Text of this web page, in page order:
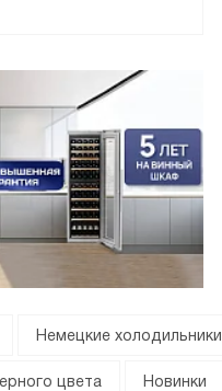
Немецкие
цвета Новинки